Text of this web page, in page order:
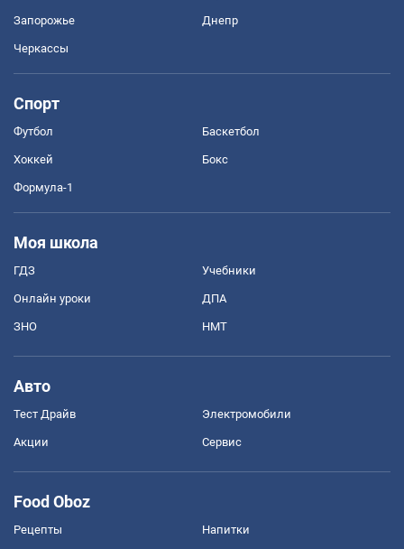
Запорожье Днепр
Черкассы
Спорт
Футбол Баскетбол
Хоккей Бокс
Формула-1
Моя школа
ГДЗ Учебники
Онлайн уроки ДПА
ЗНО НМТ
Авто
Тест Драйв Электромобили
Акции Сервис
Food Oboz
Рецепты Напитки